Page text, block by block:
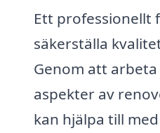
Ett professionellt
säkerställa
Genom att
aspekter av
kan hjälpa till